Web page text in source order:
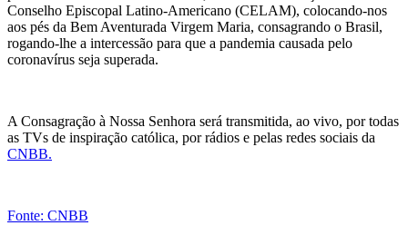
Conselho Episcopal Latino-Americano (CELAM), colocando-nos
aos pés da Bem Aventurada Virgem Maria, consagrando o Brasil,
rogando-lhe a intercessão para que a pandemia causada pelo
coronavírus seja superada.
A Consagração à Nossa Senhora será transmitida, ao vivo, por todas
as TVs de inspiração católica, por rádios e pelas redes sociais da
CNBB.
Fonte: CNBB